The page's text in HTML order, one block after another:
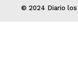
© 2024 Diario los